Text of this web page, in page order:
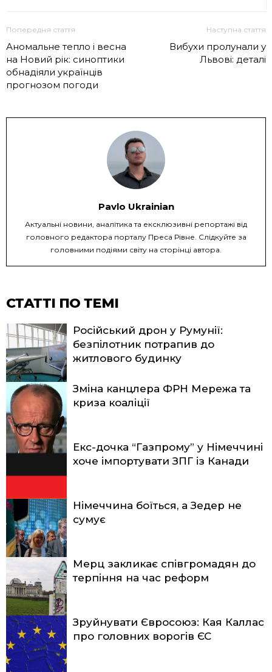
Попередня стаття
Аномальне тепло і весна
на Новий рік: синоптики
обнадіяли українців
прогнозом погоди
Наступна стаття
Вибухи пролунали у
Львові: деталі
Pavlo Ukrainian
Актуальні новини, аналітика та ексклюзивні репортажі від
головного редактора порталу Преса Рівне. Слідкуйте за
головними подіями світу на сторінці автора.
СТАТТІ ПО ТЕМІ
Російський дрон у Румунії:
безпілотник потрапив до
житлового будинку
Зміна канцлера ФРН Мережа та
криза коаліції
Екс-дочка “Газпрому” у Німеччині
хоче імпортувати ЗПГ із Канади
Німеччина боїться, а Зедер не
сумує
Мерц закликає співгромадян до
терпіння на час реформ
Зруйнувати Євросоюз: Кая Каллас
про головних ворогів ЄС